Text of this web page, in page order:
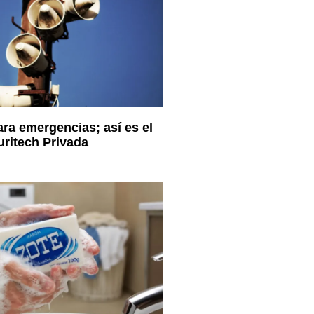
emergencias; así es el
Privada